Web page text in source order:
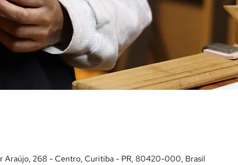
Araújo, 268 - Centro, Curitiba - PR, 80420-000, Brasil